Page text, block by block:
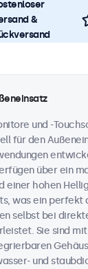
&
und -
für den
über ein
einer hohen
was ein perfekt
selbst bei
Sie sind
und